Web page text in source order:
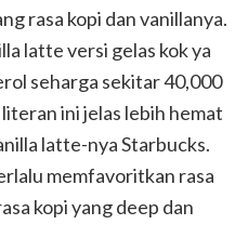
rasa kopi dan vanillanya.
latte versi gelas kok ya
seharga sekitar 40,000
ini jelas lebih hemat
latte-nya Starbucks.
memfavoritkan rasa
kopi yang deep dan